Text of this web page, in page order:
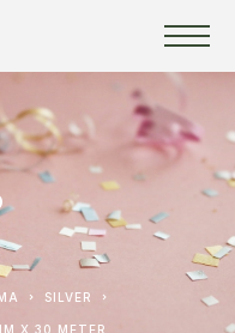
SILVER
X 30 METER